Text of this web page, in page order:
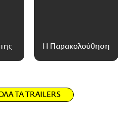
Η Παρακολούθηση
ΤΑ TRAILERS